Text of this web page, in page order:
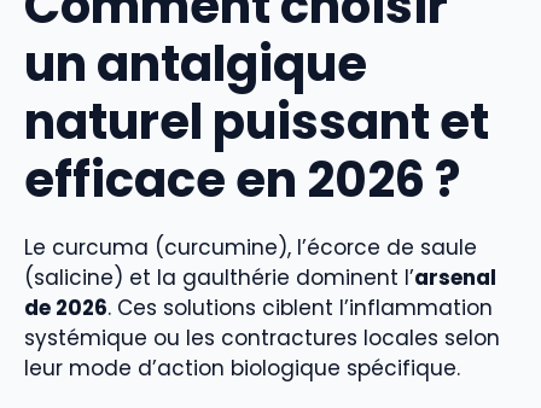
un antalgique
naturel puissant et
efficace en 2026 ?
Le curcuma (curcumine), l’écorce de saule
(salicine) et la gaulthérie dominent l’arsenal
de 2026. Ces solutions ciblent l’inflammation
systémique ou les contractures locales selon
leur mode d’action biologique spécifique.